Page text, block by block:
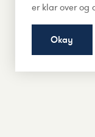
er klar over og
Okay